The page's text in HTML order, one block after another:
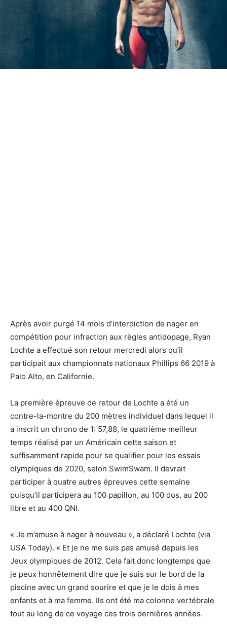
Après avoir purgé 14 mois d’interdiction de nager en
compétition pour infraction aux règles antidopage, Ryan
Lochte a effectué son retour mercredi alors qu’il
participait aux championnats nationaux Phillips 66 2019 à
Palo Alto, en Californie.
La première épreuve de retour de Lochte a été un
contre-la-montre du 200 mètres individuel dans lequel il
a inscrit un chrono de 1: 57,88, le quatrième meilleur
temps réalisé par un Américain cette saison et
suffisamment rapide pour se qualifier pour les essais
olympiques de 2020, selon SwimSwam. Il devrait
participer à quatre autres épreuves cette semaine
puisqu’il participera au 100 papillon, au 100 dos, au 200
libre et au 400 QNI.
« Je m’amuse à nager à nouveau », a déclaré Lochte (via
USA Today). « Et je ne me suis pas amusé depuis les
Jeux olympiques de 2012. Cela fait donc longtemps que
je peux honnêtement dire que je suis sur le bord de la
piscine avec un grand sourire et que je le dois à mes
enfants et à ma femme. Ils ont été ma colonne vertébrale
tout au long de ce voyage ces trois dernières années.